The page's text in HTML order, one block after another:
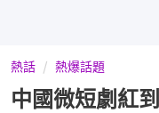
熱話 熱爆話題
中國微短劇紅